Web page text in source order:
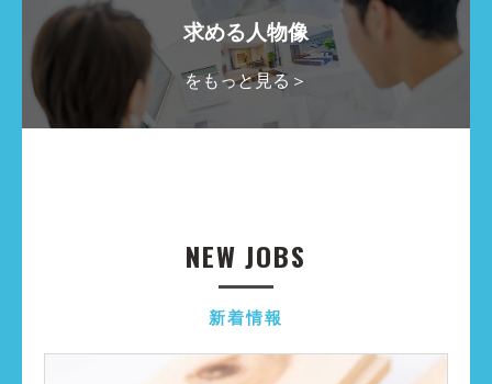
求める人物像
をもっと見る＞
新着情報
NEW JOBS